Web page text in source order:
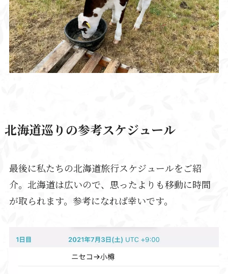
北海道巡りの参考スケジュール
最後に私たちの北海道旅行スケジュールをご紹
介。北海道は広いので、思ったよりも移動に時間
が取られます。参考になれば幸いです。